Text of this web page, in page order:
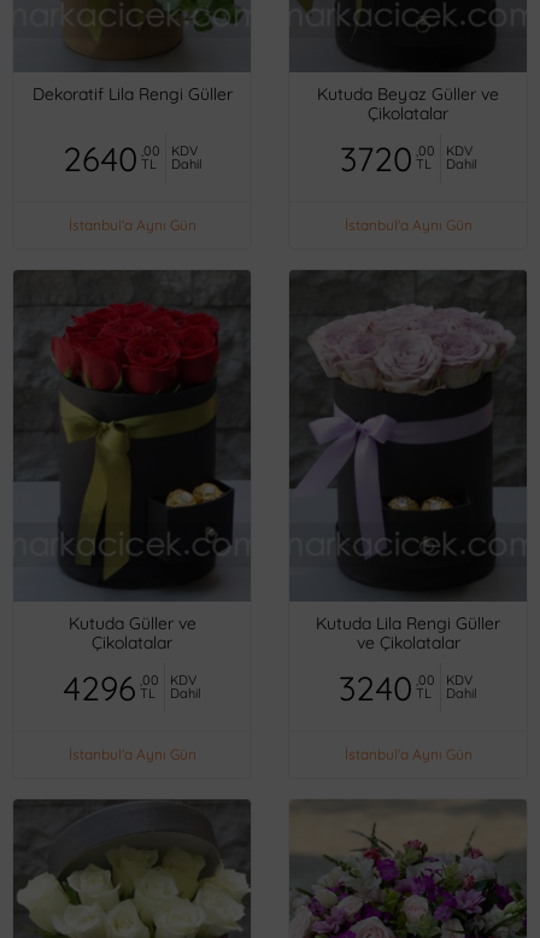
Dekoratif Lila Rengi Güller
2640 ,00
TL
KDV
Dahil
İstanbul'a Aynı Gün
Kutuda Beyaz Güller ve
Çikolatalar
3720 ,00
TL
KDV
Dahil
İstanbul'a Aynı Gün
Kutuda Güller ve
Çikolatalar
4296 ,00
TL
KDV
Dahil
İstanbul'a Aynı Gün
Kutuda Lila Rengi Güller
ve Çikolatalar
3240 ,00
TL
KDV
Dahil
İstanbul'a Aynı Gün